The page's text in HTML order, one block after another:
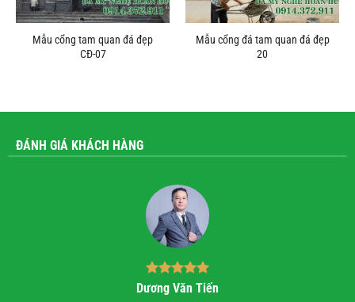
Mẫu cổng tam quan đá đẹp
CĐ-07
Mẫu cổng đá tam quan đá đẹp
20
ĐÁNH GIÁ KHÁCH HÀNG